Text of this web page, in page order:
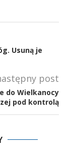
Usuną je
post
do Wielkanocy
pod kontrolą